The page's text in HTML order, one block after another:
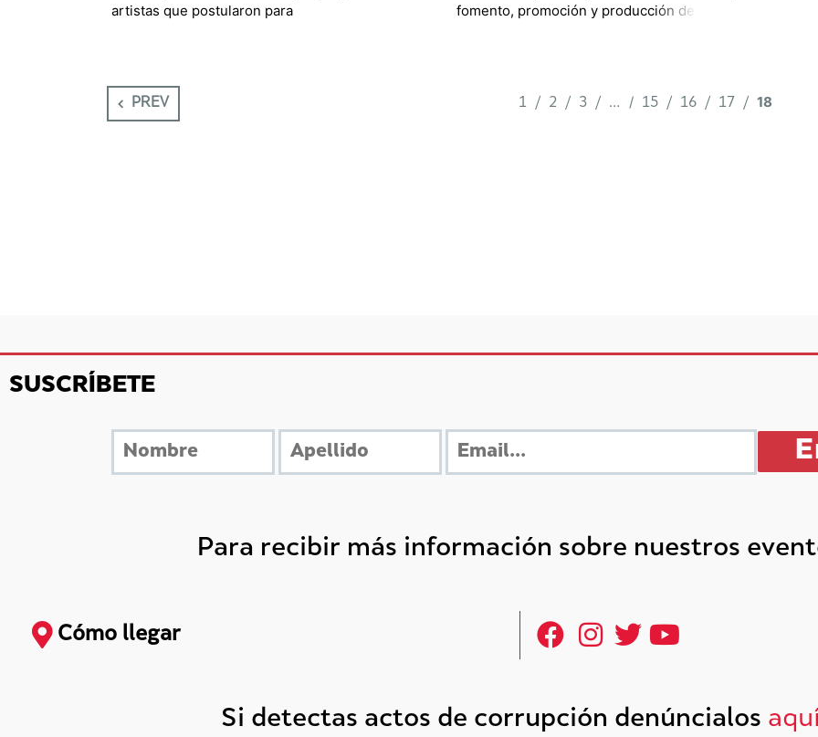
artistas que postularon para
fomento, promoción y producción de las
PREV 1 2 3 … 15 16 17 18
SUSCRÍBETE
Para recibir más información sobre nuestros
Cómo llegar
Si detectas actos de corrupción denúncialos aquí